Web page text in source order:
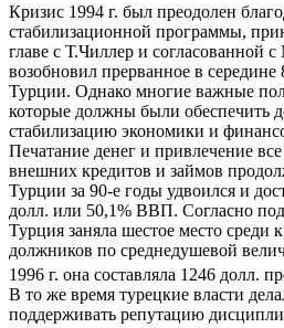
Кризис 1994 г. был преодолен
стабилизационной программы,
главе с Т.Чиллер и согласованной
возобновил прерванное в середине
Турции. Однако многие важные
которые должны были обеспечить
стабилизацию экономики и
Печатание денег и привлечение
внешних кредитов и займов
Турции за 90-е годы удвоился и
долл. или 50,1% ВВП. Согласно
Турция заняла шестое место среди
должников по среднедушевой
1996 г. она составляла 1246 долл.
В то же время турецкие власти
поддерживать репутацию